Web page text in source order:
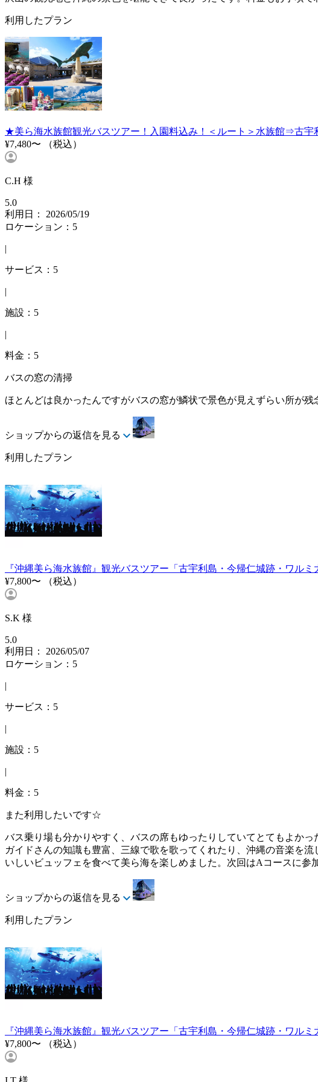
利用したプラン
★美ら海水族館観光バスツアー！入園料込み！＜ルート＞水族館⇒古
¥7,480〜
（税込）
C.H 様
5.0
利用日： 2026/05/19
ロケーション：5
|
サービス：5
|
施設：5
|
料金：5
バスの窓の清掃
ほとんどは良かったんですがバスの窓が鱗状で景色が見えずらい所が残
ショップからの返信を見る
利用したプラン
『沖縄美ら海水族館』観光バスツアー「古宇利島・今帰仁城跡・ワルミ
¥7,800〜
（税込）
S.K 様
5.0
利用日： 2026/05/07
ロケーション：5
|
サービス：5
|
施設：5
|
料金：5
また利用したいです☆
バス乗り場も分かりやすく、バスの席もゆったりしていてとてもよかっ
ガイドさんの知識も豊富、三線で歌を歌ってくれたり、沖縄の音楽を
いしいビュッフェを食べて美ら海を楽しめました。次回はAコースに参
ショップからの返信を見る
利用したプラン
『沖縄美ら海水族館』観光バスツアー「古宇利島・今帰仁城跡・ワルミ
¥7,800〜
（税込）